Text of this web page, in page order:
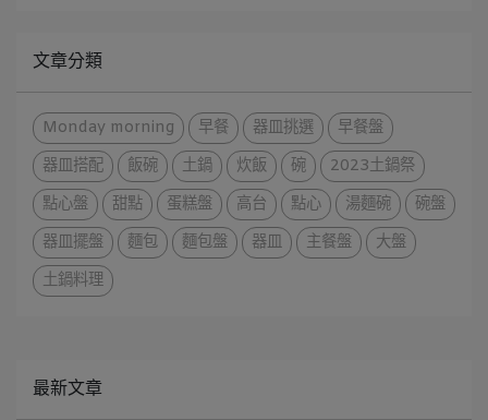
文章分類
Monday morning 早餐 器皿挑選
早餐盤
器皿搭配
飯碗 土鍋 炊飯 碗
2023土鍋祭
點心盤
甜點 蛋糕盤 高台 點心 湯麵碗
碗盤
器皿擺盤
麵包 麵包盤 器皿 主餐盤
大盤
土鍋料理
最新文章